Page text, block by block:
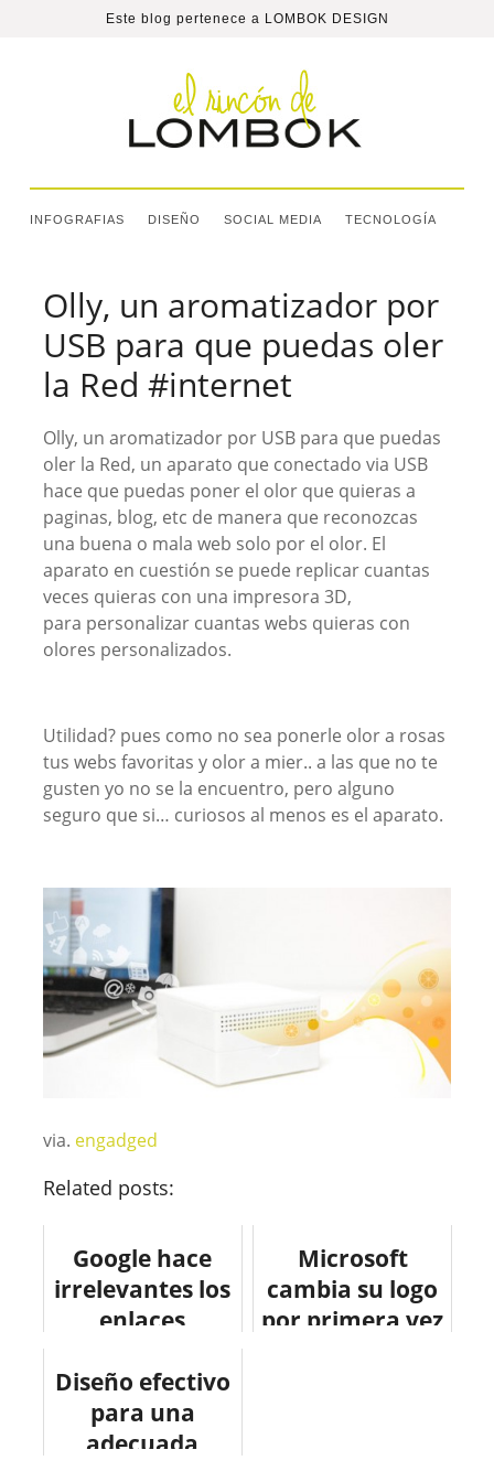
Este blog pertenece a LOMBOK DESIGN
INFOGRAFIAS DISEÑO SOCIAL MEDIA TECNOLOGÍA
Olly, un aromatizador por
USB para que puedas oler
la Red #internet
Olly, un aromatizador por USB para que puedas
oler la Red, un aparato que conectado via USB
hace que puedas poner el olor que quieras a
paginas, blog, etc de manera que reconozcas
una buena o mala web solo por el olor. El
aparato en cuestión se puede replicar cuantas
veces quieras con una impresora 3D,
para personalizar cuantas webs quieras con
olores personalizados.
Utilidad? pues como no sea ponerle olor a rosas
tus webs favoritas y olor a mier.. a las que no te
gusten yo no se la encuentro, pero alguno
seguro que si… curiosos al menos es el aparato.
via. engadged
Related posts:
Google hace
irrelevantes los
enlaces
#infografia
#infographic
#seo #google
Microsoft
cambia su logo
por primera vez
Diseño efectivo
para una
adecuada